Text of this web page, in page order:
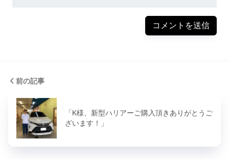
前の記事
「K様、新型ハリアーご購入頂きありがとうご
ざいます！」